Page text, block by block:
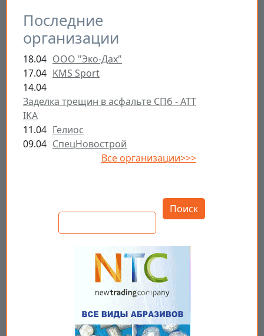
Последние
организации
18.04 ООО "Эко-Дах"
17.04 KMS Sport
14.04
Заделка трещин в асфальте СПб - ATT
IKA
11.04 Гелиос
09.04 СпецНовострой
Все организации>>>